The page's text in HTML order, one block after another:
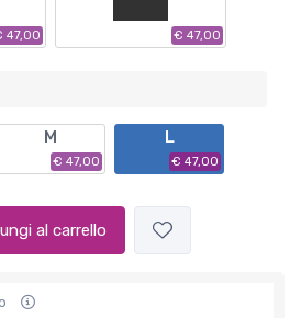
47,00 € 47,00
M
€ 47,00
L
€ 47,00
al carrello